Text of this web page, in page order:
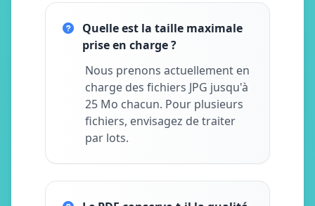
Quelle est la taille maximale
prise en charge ?
Nous prenons actuellement en
charge des fichiers JPG jusqu'à
25 Mo chacun. Pour plusieurs
fichiers, envisagez de traiter
par lots.